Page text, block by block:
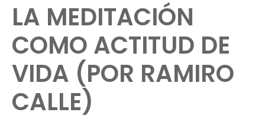
LA MEDITACIÓN
COMO ACTITUD DE
VIDA (POR RAMIRO
CALLE)